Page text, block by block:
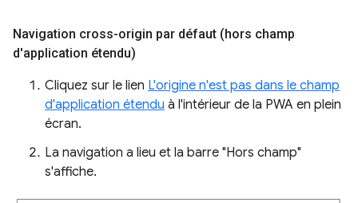
Navigation cross-origin par défaut (hors champ
d'application étendu)
Cliquez sur le lien L'origine n'est pas dans le champ
d'application étendu à l'intérieur de la PWA en plein
écran.
La navigation a lieu et la barre "Hors champ"
s'affiche.